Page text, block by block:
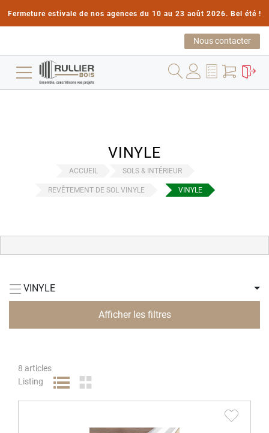
Fermeture estivale de nos agences du 10 au 23 août 2026. Bel été !
Nous contacter
VINYLE
ACCUEIL SOLS & INTÉRIEUR
REVÊTEMENT DE SOL VINYLE VINYLE
8 articles
Listing
VINYLE
Afficher les filtres